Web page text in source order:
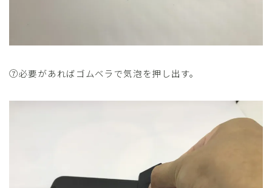
⑦必要があればゴムベラで気泡を押し出す。